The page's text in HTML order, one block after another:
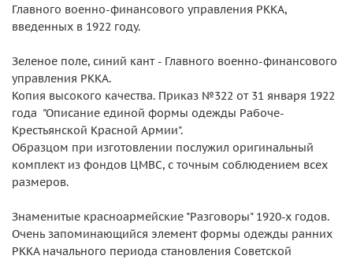
Главного военно-финансового управления РККА,
введенных в 1922 году.
Зеленое поле, синий кант - Главного военно-финансового
управления РККА.
Копия высокого качества. Приказ №322 от 31 января 1922
года "Описание единой формы одежды Рабоче-
Крестьянской Красной Армии".
Образцом при изготовлении послужил оригинальный
комплект из фондов ЦМВС, с точным соблюдением всех
размеров.
Знаменитые красноармейские "Разговоры" 1920-х годов.
Очень запоминающийся элемент формы одежды ранних
РККА начального периода становления Советской